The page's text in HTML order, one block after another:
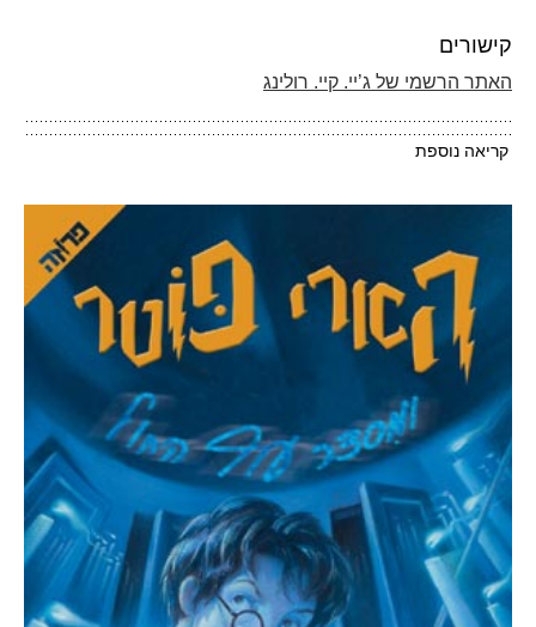
קישורים
האתר הרשמי של ג’יי. קיי. רולינג
קריאה נוספת